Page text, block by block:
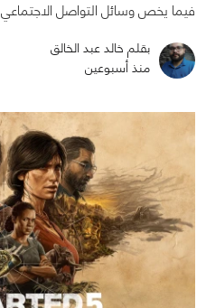
فيما يخص وسائل التواصل الاجتماعي
بقلم خالد عبد الخالق
منذ أسبوعين